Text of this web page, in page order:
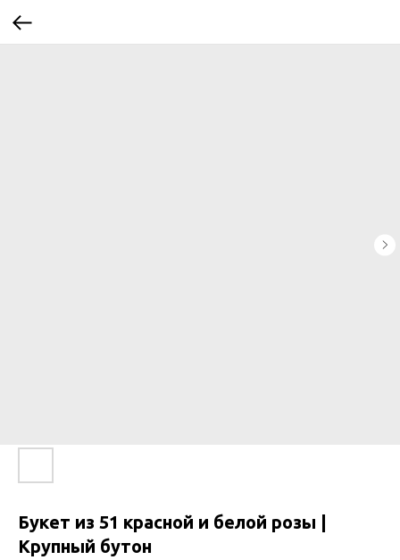
Букет из 51 красной и белой розы |
Крупный бутон